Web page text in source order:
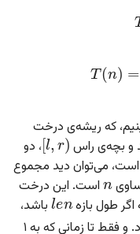
T( n
که ریشه‌ی درخت
و بچه‌ی راس
[
l,r
)
، دو
می‌توان دید مجموعn
است. این درخت
اگر طول بازه
len
باشد،
تبدیل می‌شود. و فقط تا زمانی که به ۱